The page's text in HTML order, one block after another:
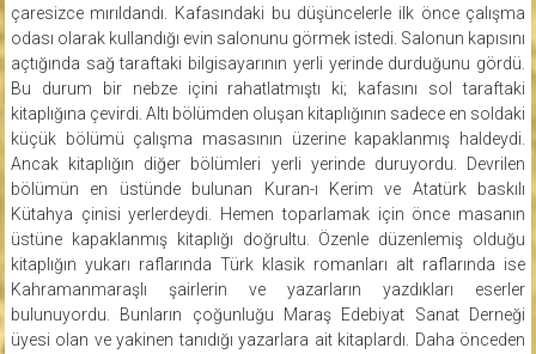
çaresizce mırıldandı. Kafasındaki bu düşüncelerle ilk önce çalışma
odası olarak kullandığı evin salonunu görmek istedi. Salonun kapısını
açtığında sağ taraftaki bilgisayarının yerli yerinde durduğunu gördü.
Bu durum bir nebze içini rahatlatmıştı ki; kafasını sol taraftaki
kitaplığına çevirdi. Altı bölümden oluşan kitaplığının sadece en soldaki
küçük bölümü çalışma masasının üzerine kapaklanmış haldeydi.
Ancak kitaplığın diğer bölümleri yerli yerinde duruyordu. Devrilen
bölümün en üstünde bulunan Kuran-ı Kerim ve Atatürk baskılı
Kütahya çinisi yerlerdeydi. Hemen toparlamak için önce masanın
üstüne kapaklanmış kitaplığı doğrultu. Özenle düzenlemiş olduğu
kitaplığın yukarı raflarında Türk klasik romanları alt raflarında ise
Kahramanmaraşlı şairlerin ve yazarların yazdıkları eserler
bulunuyordu. Bunların çoğunluğu Maraş Edebiyat Sanat Derneği
üyesi olan ve yakinen tanıdığı yazarlara ait kitaplardı. Daha önceden